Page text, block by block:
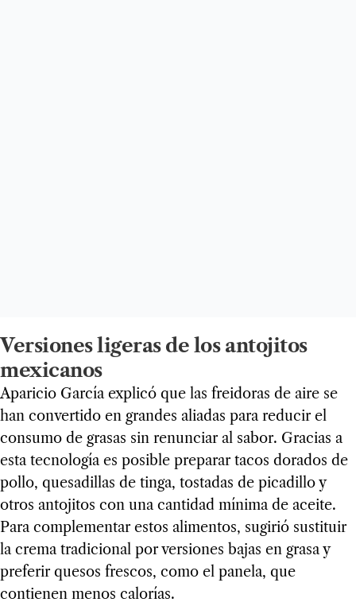
Versiones ligeras de los antojitos
mexicanos
Aparicio García explicó que las freidoras de aire se
han convertido en grandes aliadas para reducir el
consumo de grasas sin renunciar al sabor. Gracias a
esta tecnología es posible preparar tacos dorados de
pollo, quesadillas de tinga, tostadas de picadillo y
otros antojitos con una cantidad mínima de aceite.
Para complementar estos alimentos, sugirió sustituir
la crema tradicional por versiones bajas en grasa y
preferir quesos frescos, como el panela, que
contienen menos calorías.